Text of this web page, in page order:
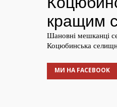
МИ НА FACEBOOK